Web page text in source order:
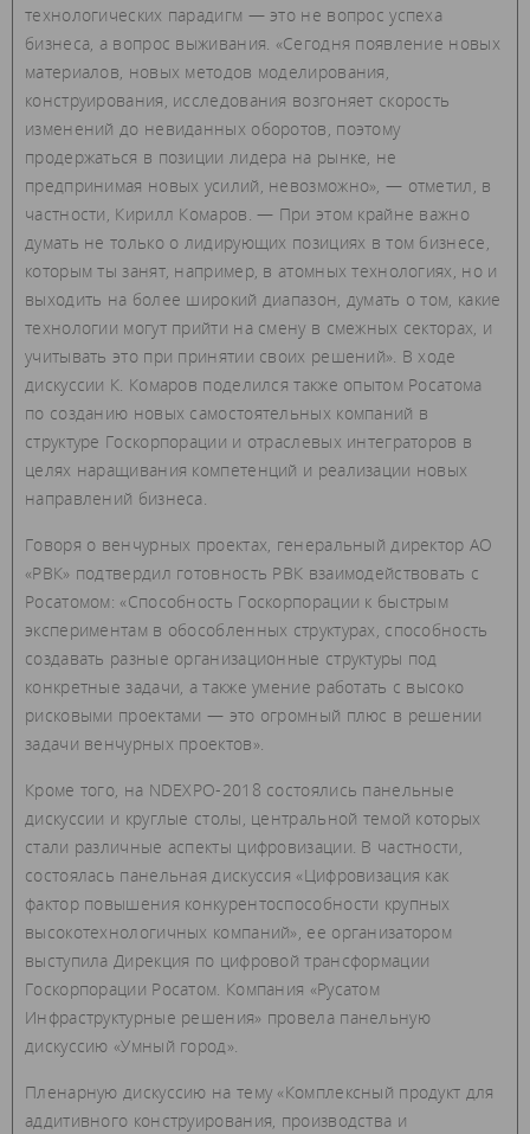
технологических парадигм — это не вопрос успеха
бизнеса, а вопрос выживания. «Сегодня появление новых
материалов, новых методов моделирования,
конструирования, исследования возгоняет скорость
изменений до невиданных оборотов, поэтому
продержаться в позиции лидера на рынке, не
предпринимая новых усилий, невозможно», — отметил, в
частности, Кирилл Комаров. — При этом крайне важно
думать не только о лидирующих позициях в том бизнесе,
которым ты занят, например, в атомных технологиях, но и
выходить на более широкий диапазон, думать о том, какие
технологии могут прийти на смену в смежных секторах, и
учитывать это при принятии своих решений». В ходе
дискуссии К. Комаров поделился также опытом Росатома
по созданию новых самостоятельных компаний в
структуре Госкорпорации и отраслевых интеграторов в
целях наращивания компетенций и реализации новых
направлений бизнеса.
Говоря о венчурных проектах, генеральный директор АО
«РВК» подтвердил готовность РВК взаимодействовать с
Росатомом: «Способность Госкорпорации к быстрым
экспериментам в обособленных структурах, способность
создавать разные организационные структуры под
конкретные задачи, а также умение работать с высоко
рисковыми проектами — это огромный плюс в решении
задачи венчурных проектов».
Кроме того, на NDEXPO-2018 состоялись панельные
дискуссии и круглые столы, центральной темой которых
стали различные аспекты цифровизации. В частности,
состоялась панельная дискуссия «Цифровизация как
фактор повышения конкурентоспособности крупных
высокотехнологичных компаний», ее организатором
выступила Дирекция по цифровой трансформации
Госкорпорации Росатом. Компания «Русатом
Инфраструктурные решения» провела панельную
дискуссию «Умный город».
Пленарную дискуссию на тему «Комплексный продукт для
аддитивного конструирования, производства и